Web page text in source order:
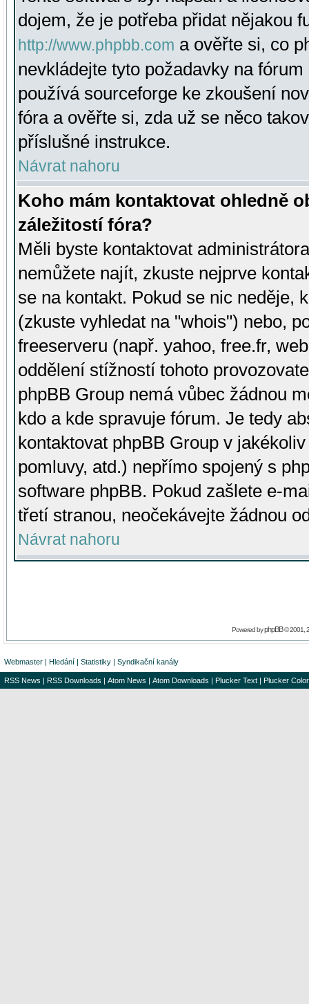
dojem, že je potřeba přidat nějakou
http://www.phpbb.com a ověřte si, co
nevkládejte tyto požadavky na
používá sourceforge ke zkoušení
fóra a ověřte si, zda už se něco
příslušné instrukce.
Návrat nahoru
Koho mám kontaktovat ohledně
záležitostí fóra?
Měli byste kontaktovat
nemůžete najít, zkuste nejprve
se na kontakt. Pokud se nic neděje,
(zkuste vyhledat na "whois") nebo,
freeserveru (např. yahoo, free.fr,
oddělení stížností tohoto
phpBB Group nemá vůbec žádnou
kdo a kde spravuje fórum. Je tedy
kontaktovat phpBB Group v
pomluvy, atd.) nepřímo spojený s
software phpBB. Pokud zašlete e-
třetí stranou, neočekávejte žádnou
Návrat nahoru
Powered byphpBB© 2001,
Webmaster | Hledání | Statistiky | Syndikační kanály
RSS News | RSS Downloads | Atom News | Atom Downloads | Plucker Text | Plucker Color